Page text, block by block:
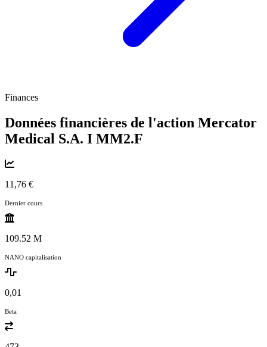
Finances
Données financières de l'action Mercator
Medical S.A. I MM2.F
11,76 €
Dernier cours
109.52 M
NANO capitalisation
0,01
Beta